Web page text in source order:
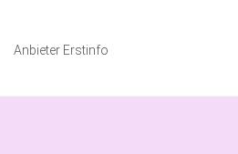
Anbieter Erstinfo